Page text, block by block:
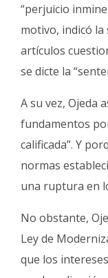
“perjuicio
motivo, indicó
artículos
se dicte la
A su vez, Ojeda
fundamentos
calificada”. Y
normas
una ruptura en
No obstante,
Ley de
que los